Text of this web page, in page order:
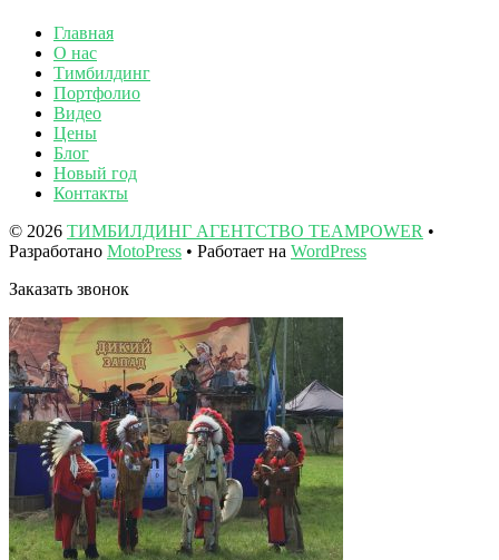
Главная
О нас
Тимбилдинг
Портфолио
Видео
Цены
Блог
Новый год
Контакты
© 2026 ТИМБИЛДИНГ АГЕНТСТВО TEAMPOWER •
Разработано MotoPress • Работает на WordPress
Заказать звонок